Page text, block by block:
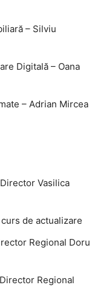
– Silviu
Digitală – Oana
– Adrian Mircea
Vasilica
de actualizare
Regional Doru
Regional